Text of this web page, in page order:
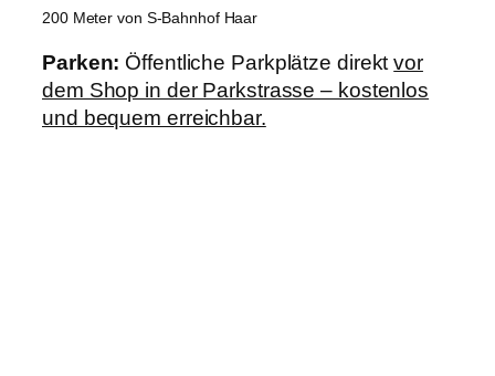
200 Meter von S-Bahnhof Haar
Parken: Öffentliche Parkplätze direktvor
dem Shop in der Parkstrasse – kostenlos
und bequem erreichbar.